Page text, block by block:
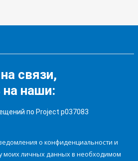
связи,
наши:
по Project p037083
о конфиденциальности и
моих личных данных в необходимом